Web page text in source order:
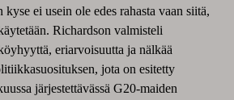
ei usein ole edes rahasta vaan siitä,
Richardson valmisteli
eriarvoisuutta ja nälkää
jota on esitetty
järjestettävässä G20-maiden